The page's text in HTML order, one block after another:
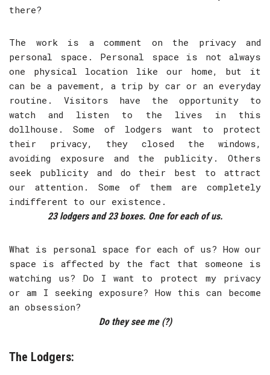
there?
The work is a comment on the privacy and
personal space. Personal space is not always
one physical location like our home, but it
can be a pavement, a trip by car or an everyday
routine. Visitors have the opportunity to
watch and listen to the lives in this
dollhouse. Some of lodgers want to protect
their privacy, they closed the windows,
avoiding exposure and the publicity. Others
seek publicityand do their best to attract
our attention. Some of them are completely
indifferent to our existence.
23lodgersand 23 boxes. One for each of us.
What is personal space for each of us? How our
space is affected by the fact that someone is
watching us? Do I want to protect my privacy
or am I seeking exposure? How thiscan become
an obsession?
Do they see me(?)
The Lodgers: